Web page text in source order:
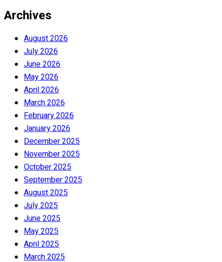
Archives
August 2026
July 2026
June 2026
May 2026
April 2026
March 2026
February 2026
January 2026
December 2025
November 2025
October 2025
September 2025
August 2025
July 2025
June 2025
May 2025
April 2025
March 2025